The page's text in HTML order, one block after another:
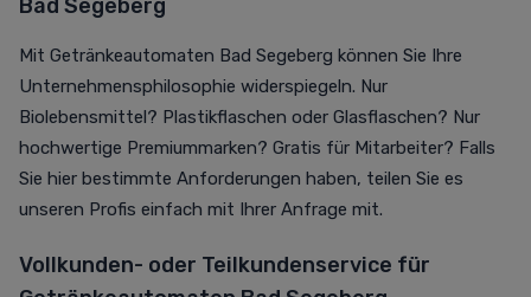
Bad Segeberg
Mit Getränkeautomaten Bad Segeberg können Sie Ihre
Unternehmensphilosophie widerspiegeln. Nur
Biolebensmittel? Plastikflaschen oder Glasflaschen? Nur
hochwertige Premiummarken? Gratis für Mitarbeiter? Falls
Sie hier bestimmte Anforderungen haben, teilen Sie es
unseren Profis einfach mit Ihrer Anfrage mit.
Vollkunden- oder Teilkundenservice für